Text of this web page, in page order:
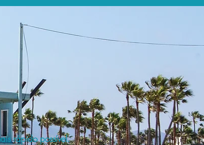
rápido possível.